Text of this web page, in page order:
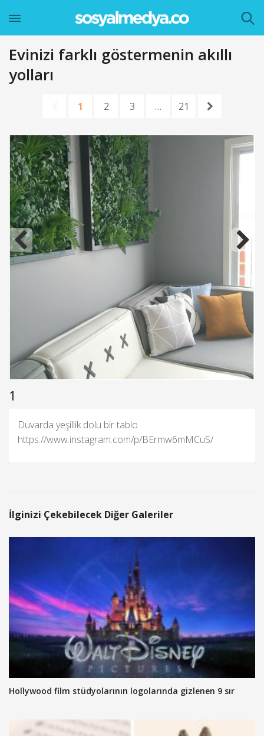
Evinizi farklı göstermenin akıllı
yolları
1 2 3 … 21
1
Duvarda yeşillik dolu bir tablo
https://www.instagram.com/p/BErmw6mMCuS/
İlginizi Çekebilecek Diğer Galeriler
Hollywood film stüdyolarının logolarında gizlenen 9 sır